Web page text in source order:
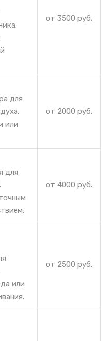
от 3500 руб.
для
или
от 2000 руб.
для
от 4000 руб.
или
от 2500 руб.